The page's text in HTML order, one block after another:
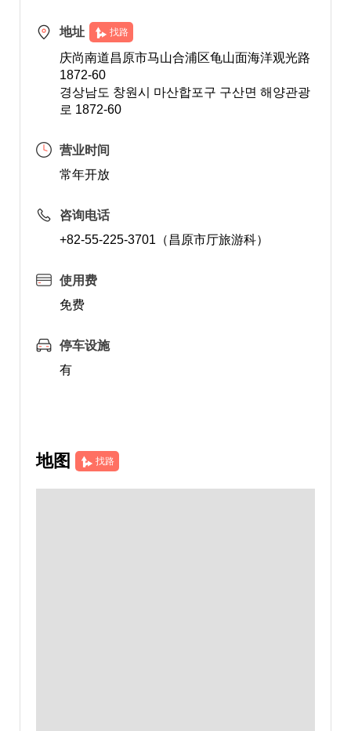
地址 找路
庆尚南道昌原市马山合浦区龟山面海洋观光路
1872-60
경상남도 창원시 마산합포구 구산면 해양관광
로 1872-60
营业时间
常年开放
咨询电话
+82-55-225-3701（昌原市厅旅游科）
使用费
免费
停车设施
有
地图 找路